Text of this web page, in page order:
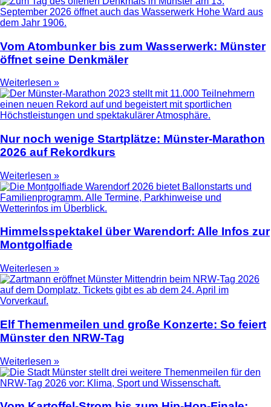
Vom Atombunker bis zum Wasserwerk: Münster
öffnet seine Denkmäler
Weiterlesen »
Nur noch wenige Startplätze: Münster-Marathon
2026 auf Rekordkurs
Weiterlesen »
Himmelsspektakel über Warendorf: Alle Infos zur
Montgolfiade
Weiterlesen »
Elf Themenmeilen und große Konzerte: So feiert
Münster den NRW-Tag
Weiterlesen »